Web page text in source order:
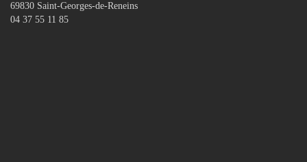
69830 Saint-Georges-de-Reneins
04 37 55 11 85